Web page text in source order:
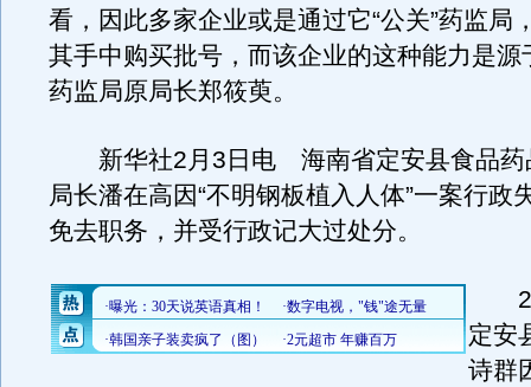
看，因此多家企业或是通过它“公关”药监局
其手中购买批号，而该企业的这种能力是源
药监局原局长郑筱萸。
新华社2月3日电 海南省定安县食品药
局长潘在高因“不明钢板植入人体”一案行政
免去职务，并受行政记大过处分。
定安
诗群